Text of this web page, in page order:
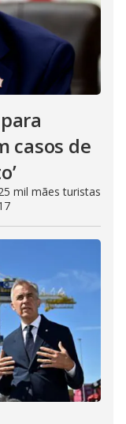
casos de
mil mães turistas